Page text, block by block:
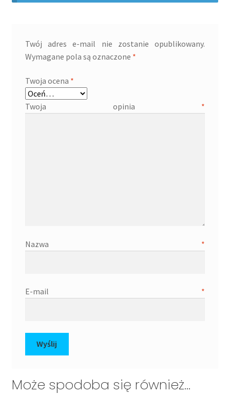
Twój adres e-mail nie zostanie opublikowany.
Wymagane pola są oznaczone *
Twoja ocena *
Twoja opinia *
Nazwa *
E-mail *
Może spodoba się również…